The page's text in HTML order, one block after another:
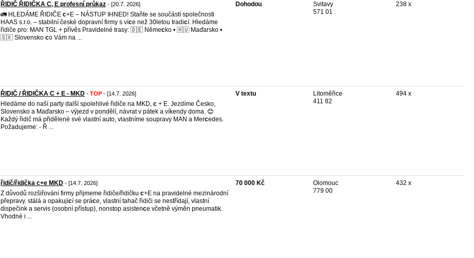
ŘIDIČ ŘIDIČKA C, E profesní průkaz - [20.7. 2026]
🚛 HLEDÁME ŘIDIČE c+E – NÁSTUP IHNED! Staňte se součástí společnosti
HAAS s.r.o. – stabilní české dopravní firmy s více než 30letou tradicí. Hledáme
řidiče pro: MAN TGL + přívěs Pravidelné trasy: 🇩🇪 Německo • 🇭🇺 Maďarsko •
🇸🇰 Slovensko co Vám na ...
Dohodou
Svitavy
571 01
238 x
ŘIDIČ / ŘIDIČKA C + E - MKD - TOP - [14.7. 2026]
Hledáme do naší party další spolehlivé řidiče na MKD, c + E. Jezdíme Česko,
Slovensko a Maďarsko – výjezd v pondělí, návrat v pátek a víkendy doma. 😊
Každý řidič má přidělené své vlastní auto, vlastníme soupravy MAN a Mercedes.
Požadujeme: - Ř ...
V textu
Litoměřice
411 82
494 x
řidič/řidička c+e MKD - [14.7. 2026]
Z důvodů rozšiřování firmy přijmeme řidiče/řidičku c+E na pravidelné mezinárodní
přepravy. stálá a opakující se práce, vlastní tahač řidiči se nestřídají, vlastní
dispečink a servis (osobní přístup), nonstop asistence včetně výměn pneumatik.
Vhodné i ...
70 000 Kč
Olomouc
779 00
432 x